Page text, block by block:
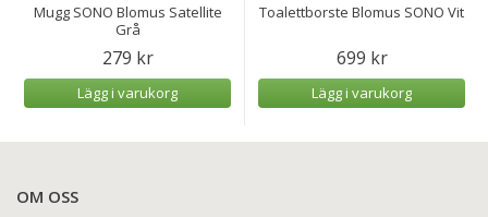
Mugg SONO Blomus Satellite
Grå
279 kr
Lägg i varukorg
Toalettborste Blomus SONO Vit
699 kr
Lägg i varukorg
OM OSS